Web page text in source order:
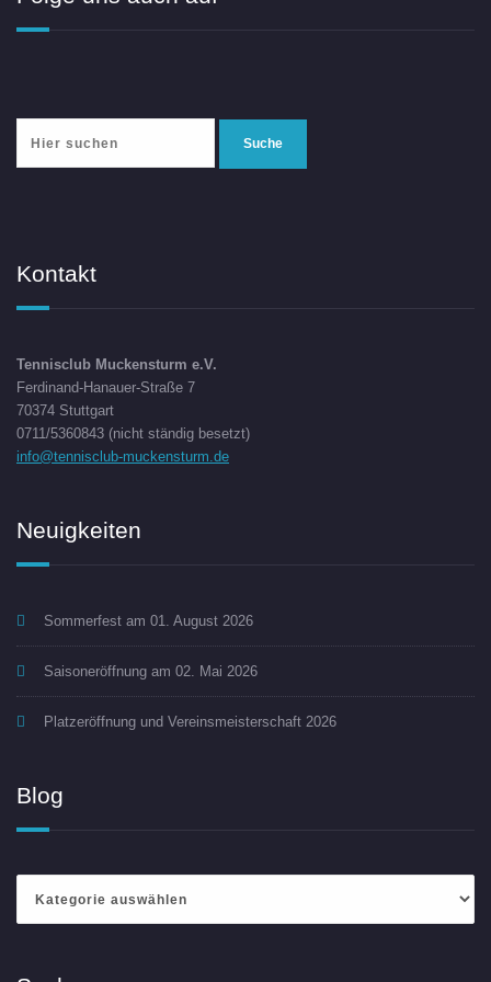
Kontakt
Tennisclub Muckensturm e.V.
Ferdinand-Hanauer-Straße 7
70374 Stuttgart
0711/5360843 (nicht ständig besetzt)
info@tennisclub-muckensturm.de
Neuigkeiten
Sommerfest am 01. August 2026
Saisoneröffnung am 02. Mai 2026
Platzeröffnung und Vereinsmeisterschaft 2026
Blog